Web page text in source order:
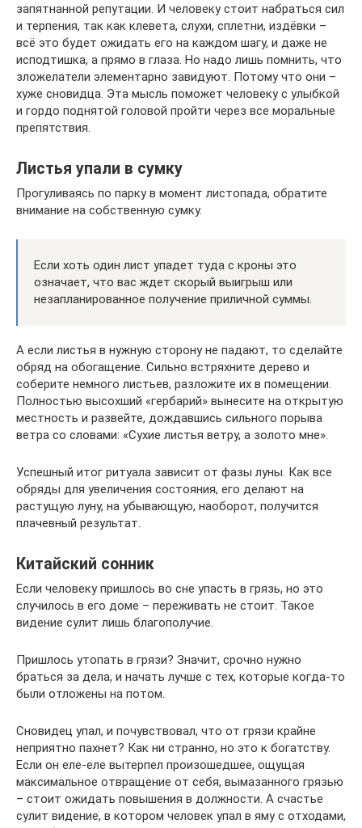
запятнанной репутации. И человеку стоит набраться сил
и терпения, так как клевета, слухи, сплетни, издёвки –
всё это будет ожидать его на каждом шагу, и даже не
исподтишка, а прямо в глаза. Но надо лишь помнить, что
зложелатели элементарно завидуют. Потому что они –
хуже сновидца. Эта мысль поможет человеку с улыбкой
и гордо поднятой головой пройти через все моральные
препятствия.
Листья упали в сумку
Прогуливаясь по парку в момент листопада, обратите
внимание на собственную сумку.
Если хоть один лист упадет туда с кроны это
означает, что вас ждет скорый выигрыш или
незапланированное получение приличной суммы.
А если листья в нужную сторону не падают, то сделайте
обряд на обогащение. Сильно встряхните дерево и
соберите немного листьев, разложите их в помещении.
Полностью высохший «гербарий» вынесите на открытую
местность и развейте, дождавшись сильного порыва
ветра со словами: «Сухие листья ветру, а золото мне».
Успешный итог ритуала зависит от фазы луны. Как все
обряды для увеличения состояния, его делают на
растущую луну, на убывающую, наоборот, получится
плачевный результат.
Китайский сонник
Если человеку пришлось во сне упасть в грязь, но это
случилось в его доме – переживать не стоит. Такое
видение сулит лишь благополучие.
Пришлось утопать в грязи? Значит, срочно нужно
браться за дела, и начать лучше с тех, которые когда-то
были отложены на потом.
Сновидец упал, и почувствовал, что от грязи крайне
неприятно пахнет? Как ни странно, но это к богатству.
Если он еле-еле вытерпел произошедшее, ощущая
максимальное отвращение от себя, вымазанного грязью
– стоит ожидать повышения в должности. А счастье
сулит видение, в котором человек упал в яму с отходами,